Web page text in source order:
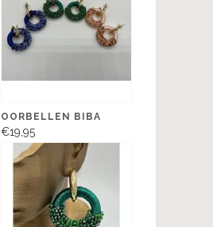
OORBELLEN BIBA
€19,95